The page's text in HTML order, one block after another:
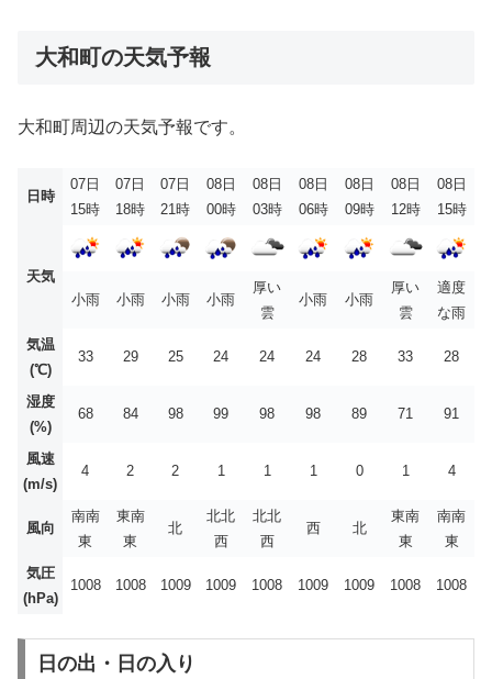
大和町の天気予報
大和町周辺の天気予報です。
日時
07日
15時
07日
18時
07日
21時
08日
00時
08日
03時
08日
06時
08日
09時
08日
12時
08日
15時
天気
小雨
小雨 小雨 小雨
厚い
雲
小雨 小雨
厚い
雲
適度
な雨
気温
(℃)
33 29 25 24 24 24 28 33 28
湿度
(%)
68 84 98 99 98 98 89 71 91
風速
(m/s)
4 2 2 1 1 1 0 1 4
風向
南南
東
東南
東
北
北北
西
北北
西
西 北
東南
東
南南
東
気圧
(hPa)
1008 1008 1009 1009 1008 1009 1009 1008 1008
日の出・日の入り